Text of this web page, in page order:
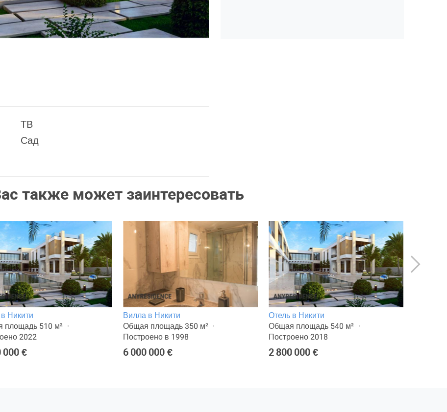
ТВ
Сад
также может заинтересовать
Никити
площадь 510 м²
2022
000 €
Вилла в Никити
Общая площадь 350 м²
Построено в 1998
6 000 000 €
Отель в Никити
Общая площадь 540 м²
Построено 2018
2 800 000 €